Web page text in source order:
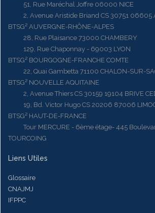
51, Rue Maréchal Joffre 06000 NICE
2, Avenue Aristide Briand CS 30751 06605
BTSG² AUVERGNE-RHÔNE-ALPES
28, Rue Plaisance 73000 CHAMBERY
129, Rue Chaponnay - 69003 LYON
BTSG² BOURGOGNE-FRANCHE COMTE
22, Quai Gambetta 71100 CHALON-SUR-
BTSG² NOUVELLE AQUITAINE
2, Avenue Thiers CS 30159 19104 BRIVE
19, Bd. Victor Hugo CS 20206 87006
BTSG² HAUT-DE-FRANCE
Tour MERCURE - 6ème étage- 445
TOURCOING
Liens Utiles
Glossaire
CNAJMJ
IFPPC